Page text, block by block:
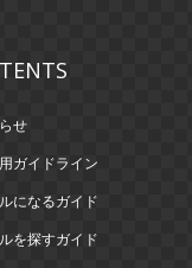
せ
ガイドライン
になるガイド
を探すガイド